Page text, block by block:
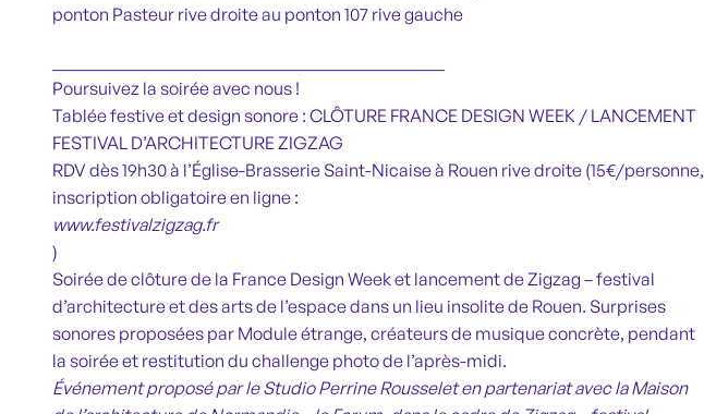
ponton Pasteur rive droite au ponton 107 rive gauche
Poursuivez la soirée avec nous !
Tablée festive et design sonore : CLÔTURE FRANCE DESIGN WEEK / LANCEMENT
FESTIVAL D’ARCHITECTURE ZIGZAG
RDV dès 19h30 à l’Église-Brasserie Saint-Nicaise à Rouen rive droite (15€/personne,
inscription obligatoire en ligne :
www.festivalzigzag.fr
)
Soirée de clôture de la France Design Week et lancement de Zigzag – festival
d’architecture et des arts de l’espace dans un lieu insolite de Rouen. Surprises
sonores proposées par Module étrange, créateurs de musique concrète, pendant
la soirée et restitution du challenge photo de l’après-midi.
Événement proposé par le Studio Perrine Rousselet en partenariat avec la Maison